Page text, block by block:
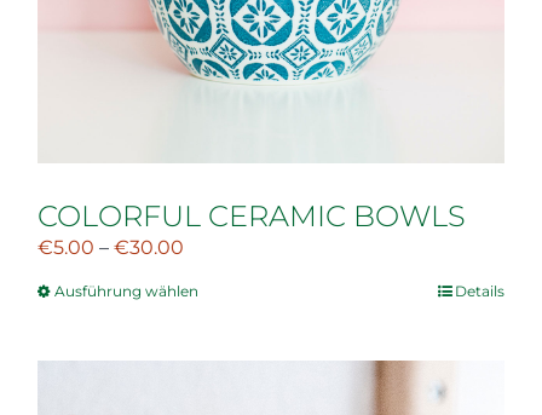
COLORFUL CERAMIC BOWLS
€5.00 – €30.00
Ausführung wählen Details